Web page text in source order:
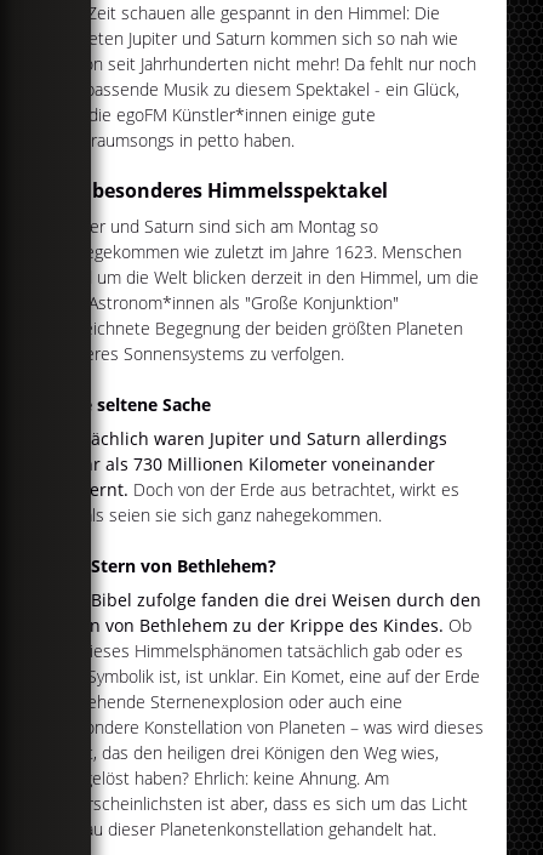
Zur Zeit schauen alle gespannt in den Himmel: Die
Planeten Jupiter und Saturn kommen sich so nah wie
schon seit Jahrhunderten nicht mehr! Da fehlt nur noch
die passende Musik zu diesem Spektakel - ein Glück,
das die egoFM Künstler*innen einige gute
Weltraumsongs in petto haben.
Ein besonderes Himmelsspektakel
Jupiter und Saturn sind sich am Montag so
nahegekommen wie zuletzt im Jahre 1623. Menschen
rund um die Welt blicken derzeit in den Himmel, um die
von Astronom*innen als "Große Konjunktion"
bezeichnete Begegnung der beiden größten Planeten
unseres Sonnensystems zu verfolgen.
Eine seltene Sache
Tatsächlich waren Jupiter und Saturn allerdings
mehr als 730 Millionen Kilometer voneinander
entfernt. Doch von der Erde aus betrachtet, wirkt es
so, als seien sie sich ganz nahegekommen.
Der Stern von Bethlehem?
Der Bibel zufolge fanden die drei Weisen durch den
Stern von Bethlehem zu der Krippe des Kindes. Ob
es dieses Himmelsphänomen tatsächlich gab oder es
nur Symbolik ist, ist unklar. Ein Komet, eine auf der Erde
zu sehende Sternenexplosion oder auch eine
besondere Konstellation von Planeten – was wird dieses
Licht, das den heiligen drei Königen den Weg wies,
ausgelöst haben? Ehrlich: keine Ahnung. Am
wahrscheinlichsten ist aber, dass es sich um das Licht
genau dieser Planetenkonstellation gehandelt hat.